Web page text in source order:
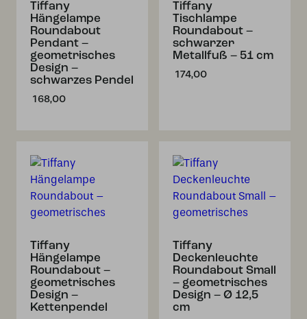
Tiffany
Hängelampe
Roundabout
Pendant –
geometrisches
Design –
schwarzes Pendel
168,00
Tiffany
Tischlampe
Roundabout –
schwarzer
Metallfuß – 51 cm
174,00
Tiffany
Hängelampe
Roundabout –
geometrisches
Design –
Kettenpendel
Tiffany
Deckenleuchte
Roundabout Small
– geometrisches
Design – Ø 12,5
cm